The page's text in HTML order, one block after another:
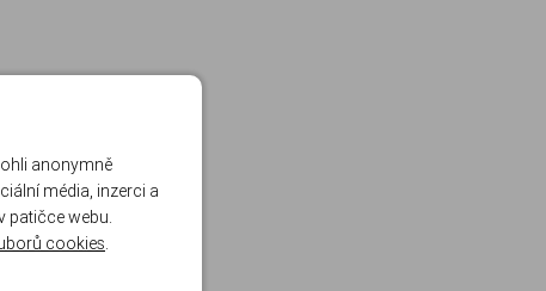
anonymně
média, inzerci a
patičce webu.
cookies.